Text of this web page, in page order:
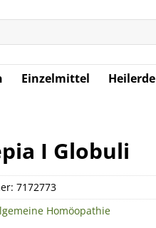
Einzelmittel Heilerde
I Globuli
7172773
Homöopathie